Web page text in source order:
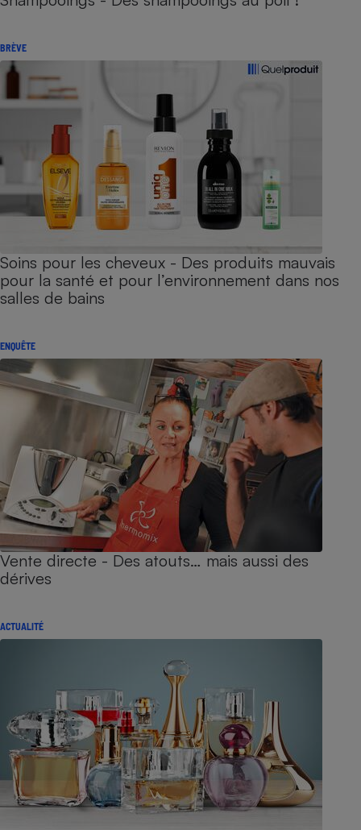
BRÈVE
Soins pour les cheveux - Des produits mauvais
pour la santé et pour l’environnement dans nos
salles de bains
ENQUÊTE
Vente directe - Des atouts… mais aussi des
dérives
ACTUALITÉ